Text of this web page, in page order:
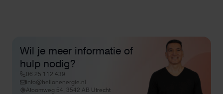
Wil je meer informatie of
hulp nodig?
06 25 112 439
info@helionenergie.nl
Atoomweg 54, 3542 AB Utrecht